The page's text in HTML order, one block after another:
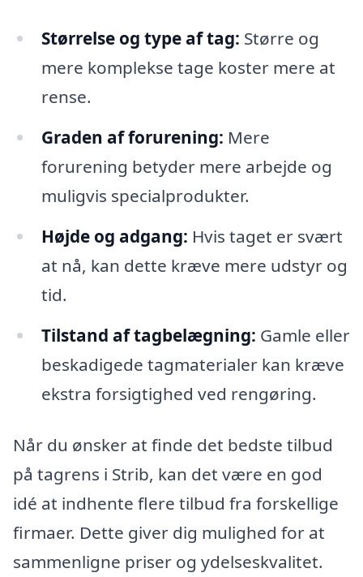
Størrelse og type af tag: Større og
mere komplekse tage koster mere at
rense.
Graden af forurening: Mere
forurening betyder mere arbejde og
muligvis specialprodukter.
Højde og adgang: Hvis taget er svært
at nå, kan dette kræve mere udstyr og
tid.
Tilstand af tagbelægning: Gamle eller
beskadigede tagmaterialer kan kræve
ekstra forsigtighed ved rengøring.
Når du ønsker at finde det bedste tilbud
på tagrens i Strib, kan det være en god
idé at indhente flere tilbud fra forskellige
firmaer. Dette giver dig mulighed for at
sammenligne priser og ydelseskvalitet.